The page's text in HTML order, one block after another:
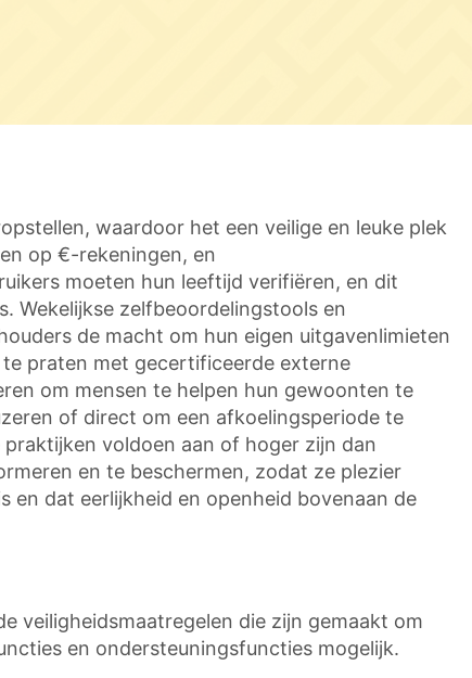
waardoor het een veilige en leuke plek
op €-rekeningen, en
moeten hun leeftijd verifiëren, en dit
Wekelijkse zelfbeoordelingstools en
de macht om hun eigen uitgavenlimieten
praten met gecertificeerde externe
om mensen te helpen hun gewoonten te
of direct om een afkoelingsperiode te
voldoen aan of hoger zijn dan
en te beschermen, zodat ze plezier
dat eerlijkheid en openheid bovenaan de
veiligheidsmaatregelen die zijn gemaakt om
en ondersteuningsfuncties mogelijk.